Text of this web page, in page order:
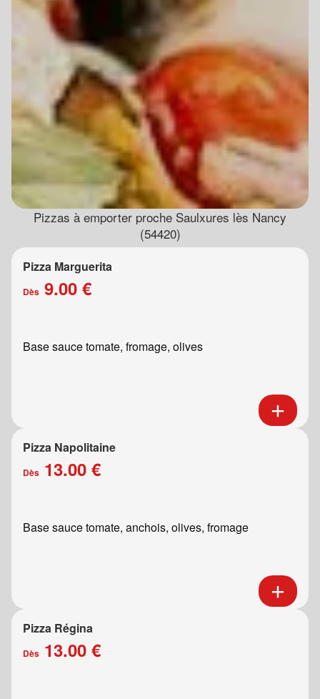
Pizzas à emporter proche Saulxures lès Nancy
(54420)
Pizza Marguerita
Dès 9.00 €
Base sauce tomate, fromage, olives
Pizza Napolitaine
Dès 13.00 €
Base sauce tomate, anchois, olives, fromage
Pizza Régina
Dès 13.00 €